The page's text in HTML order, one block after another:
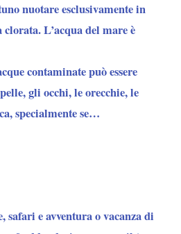
nuotare esclusivamente in
clorata. L’acqua del mare è
contaminate può essere
gli occhi, le orecchie, le
specialmente se…
safari e avventura o vacanza di